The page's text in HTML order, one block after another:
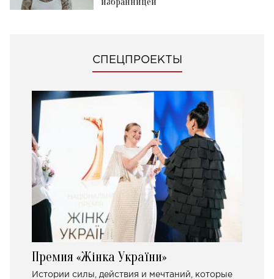
СПЕЦПРОЕКТЫ
Премия «Жінка України»
Истории силы, действия и мечтаний, которые